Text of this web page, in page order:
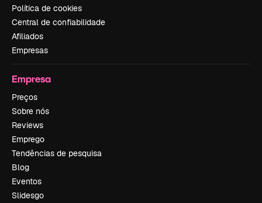
Política de cookies
Central de confiabilidade
Afiliados
Empresas
Empresa
Preços
Sobre nós
Reviews
Emprego
Tendências de pesquisa
Blog
Eventos
Slidesgo